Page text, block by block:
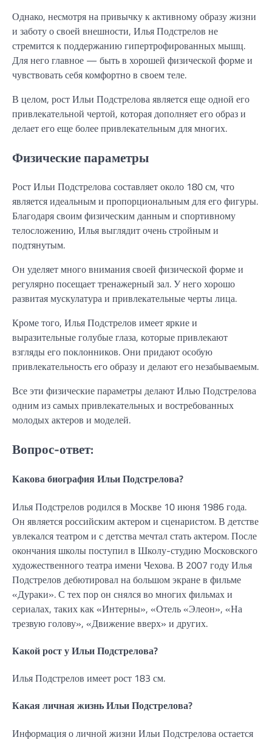
Однако, несмотря на привычку к активному образу жизни
и заботу о своей внешности, Илья Подстрелов не
стремится к поддержанию гипертрофированных мышц.
Для него главное — быть в хорошей физической форме и
чувствовать себя комфортно в своем теле.
В целом, рост Ильи Подстрелова является еще одной его
привлекательной чертой, которая дополняет его образ и
делает его еще более привлекательным для многих.
Физические параметры
Рост Ильи Подстрелова составляет около 180 см, что
является идеальным и пропорциональным для его фигуры.
Благодаря своим физическим данным и спортивному
телосложению, Илья выглядит очень стройным и
подтянутым.
Он уделяет много внимания своей физической форме и
регулярно посещает тренажерный зал. У него хорошо
развитая мускулатура и привлекательные черты лица.
Кроме того, Илья Подстрелов имеет яркие и
выразительные голубые глаза, которые привлекают
взгляды его поклонников. Они придают особую
привлекательность его образу и делают его незабываемым.
Все эти физические параметры делают Илью Подстрелова
одним из самых привлекательных и востребованных
молодых актеров и моделей.
Вопрос-ответ:
Какова биография Ильи Подстрелова?
Илья Подстрелов родился в Москве 10 июня 1986 года.
Он является российским актером и сценаристом. В детстве
увлекался театром и с детства мечтал стать актером. После
окончания школы поступил в Школу-студию Московского
художественного театра имени Чехова. В 2007 году Илья
Подстрелов дебютировал на большом экране в фильме
«Дураки». С тех пор он снялся во многих фильмах и
сериалах, таких как «Интерны», «Отель «Элеон», «На
трезвую голову», «Движение вверх» и других.
Какой рост у Ильи Подстрелова?
Илья Подстрелов имеет рост 183 см.
Какая личная жизнь Ильи Подстрелова?
Информация о личной жизни Ильи Подстрелова остается